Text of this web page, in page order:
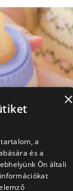
×
a
és a
Ön általi